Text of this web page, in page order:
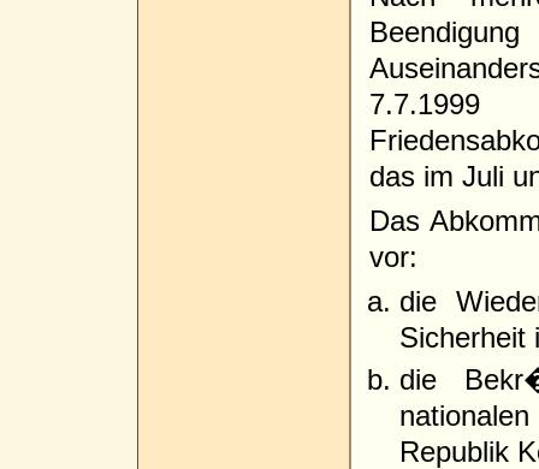
das im Juli
Das
vor:
die
Sicherheit
die
Republik